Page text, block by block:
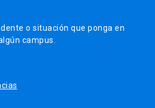
o situación que ponga en
campus.